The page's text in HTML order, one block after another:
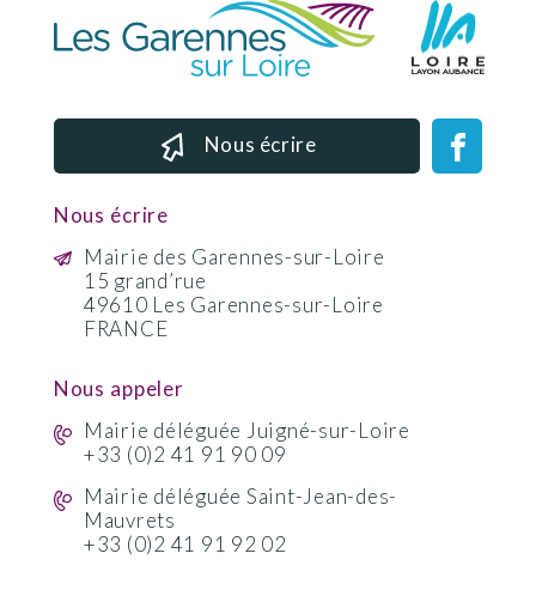
Nous écrire
Nous écrire
Mairie des Garennes-sur-Loire
15 grand’rue
49610 Les Garennes-sur-Loire
FRANCE
Nous appeler
Mairie déléguée Juigné-sur-Loire
+33 (0)2 41 91 90 09
Mairie déléguée Saint-Jean-des-
Mauvrets
+33 (0)2 41 91 92 02